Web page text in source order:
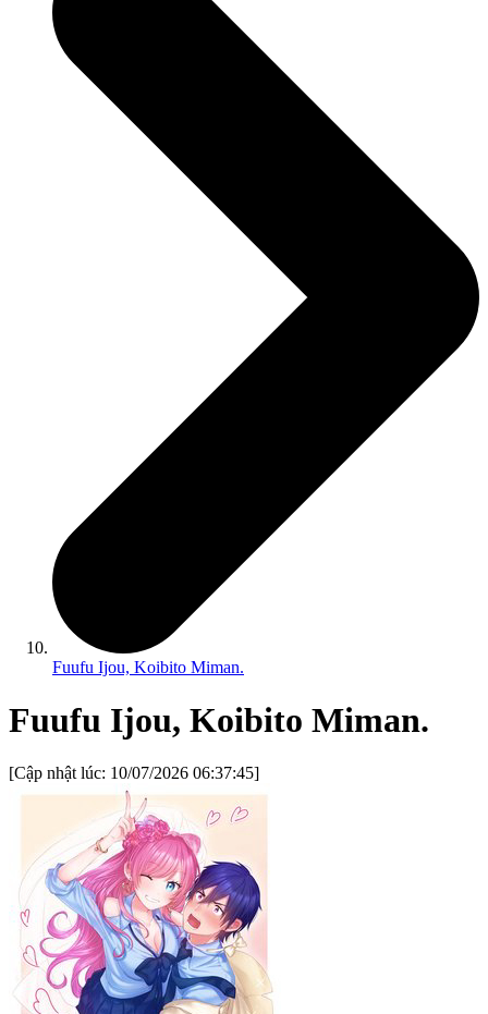
Fuufu Ijou, Koibito Miman.
Fuufu Ijou, Koibito Miman.
[Cập nhật lúc: 10/07/2026 06:37:45]